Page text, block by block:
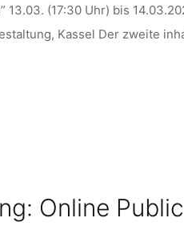
13.03. (17:30 Uhr) bis
Kassel Der zweite
Online